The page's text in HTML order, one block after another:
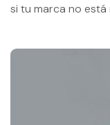
si tu marca no